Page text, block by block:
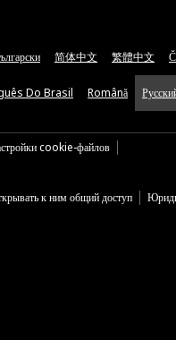
简体中文 繁體中文
Do Brasil Română
cookie-файлов
к ним общий доступ